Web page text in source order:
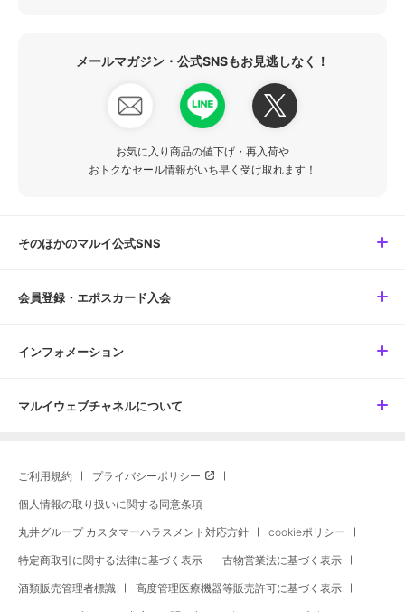
メールマガジン・公式SNSもお見逃しなく！
お気に入り商品の値下げ・再入荷や
おトクなセール情報がいち早く受け取れます！
そのほかのマルイ公式SNS
会員登録・エポスカード入会
インフォメーション
マルイウェブチャネルについて
ご利用規約 プライバシーポリシー
個人情報の取り扱いに関する同意条項
丸井グループ カスタマーハラスメント対応方針 cookieポリシー
特定商取引に関する法律に基づく表示 古物営業法に基づく表示
酒類販売管理者標識 高度管理医療機器等販売許可に基づく表示